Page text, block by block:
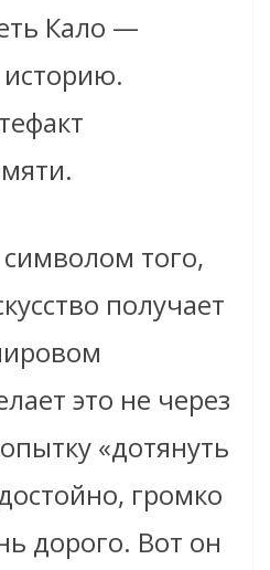
Кало —
того,
получает
это не через
«дотянуть
громко
дорого. Вот он